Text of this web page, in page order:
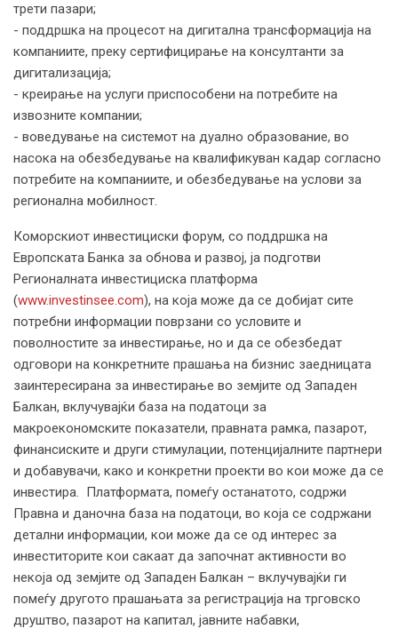
трети пазари;
- поддршка на процесот на дигитална трансформација на
компаниите, преку сертифицирање на консултанти за
дигитализација;
- креирање на услуги приспособени на потребите на
извозните компании;
- воведување на системот на дуално образование, во
насока на обезбедување на квалификуван кадар согласно
потребите на компаниите, и обезбедување на услови за
регионална мобилност.
Коморскиот инвестициски форум, со поддршка на
Европската Банка за обнова и развој, ја подготви
Регионалната инвестициска платформа
(www.investinsee.com), на која може да се добијат сите
потребни информации поврзани со условите и
поволностите за инвестирање, но и да се обезбедат
одговори на конкретните прашања на бизнис заедницата
заинтересирана за инвестирање во земјите од Западен
Балкан, вклучувајќи база на податоци за
макроекономските показатели, правната рамка, пазарот,
финансиските и други стимулации, потенцијалните партнери
и добавувачи, како и конкретни проекти во кои може да се
инвестира. Платформата, помеѓу останатото, содржи
Правна и даночна база на податоци, во која се содржани
детални информации, кои може да се од интерес за
инвеститорите кои сакаат да започнат активности во
некоја од земјите од Западен Балкан – вклучувајќи ги
помеѓу другото прашањата за регистрација на трговско
друштво, пазарот на капитал, јавните набавки,